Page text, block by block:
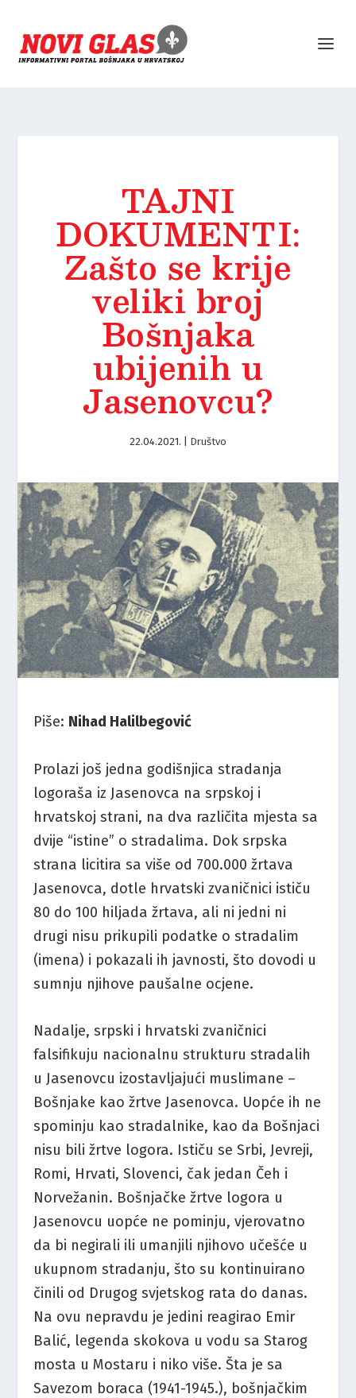
TAJNI
DOKUMENTI:
Zašto se krije
veliki broj
Bošnjaka
ubijenih u
Jasenovcu?
22.04.2021. Društvo
Piše: Nihad Halilbegović
Prolazi još jedna godišnjica stradanja
logoraša iz Jasenovca na srpskoj i
hrvatskoj strani, na dva različita mjesta sa
dvije “istine” o stradalima. Dok srpska
strana licitira sa više od 700.000 žrtava
Jasenovca, dotle hrvatski zvaničnici ističu
80 do 100 hiljada žrtava, ali ni jedni ni
drugi nisu prikupili podatke o stradalim
(imena) i pokazali ih javnosti, što dovodi u
sumnju njihove paušalne ocjene.
Nadalje, srpski i hrvatski zvaničnici
falsifikuju nacionalnu strukturu stradalih
u Jasenovcu izostavljajući muslimane –
Bošnjake kao žrtve Jasenovca. Uopće ih ne
spominju kao stradalnike, kao da Bošnjaci
nisu bili žrtve logora. Ističu se Srbi, Jevreji,
Romi, Hrvati, Slovenci, čak jedan Čeh i
Norvežanin. Bošnjačke žrtve logora u
Jasenovcu uopće ne pominju, vjerovatno
da bi negirali ili umanjili njihovo učešće u
ukupnom stradanju, što su kontinuirano
činili od Drugog svjetskog rata do danas.
Na ovu nepravdu je jedini reagirao Emir
Balić, legenda skokova u vodu sa Starog
mosta u Mostaru i niko više. Šta je sa
Savezom boraca (1941-1945.), bošnjačkim